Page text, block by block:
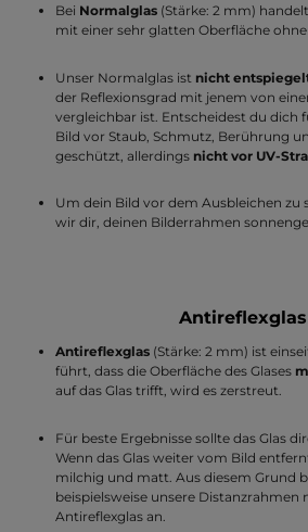
Bei Normalglas(Stärke: 2 mm)
mit einer sehr glatten Oberfläche
Unser Normalglas ist nicht
der Reflexionsgrad mit jenem von
vergleichbar ist. Entscheidest du dich
Bild vor Staub, Schmutz, Berührung
geschützt, allerdings nicht vor UV-
Um dein Bild vor dem Ausbleichen zu
wir dir, deinen Bilderrahmen
Antireflexglas
Antireflexglas(Stärke: 2 mm) ist
führt, dass die Oberfläche des Glases
auf das Glas trifft, wird es zerstreut.
Für beste Ergebnisse sollte das Glas
Wenn das Glas weiter vom Bild
milchig und matt. Aus diesem Grund
beispielsweise unsere Distanzrahmen
Antireflexglas an.